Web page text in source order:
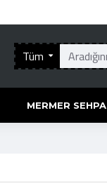
Tüm
MERMER SEHPA